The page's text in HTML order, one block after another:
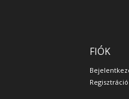
FIÓK
Regisztráció